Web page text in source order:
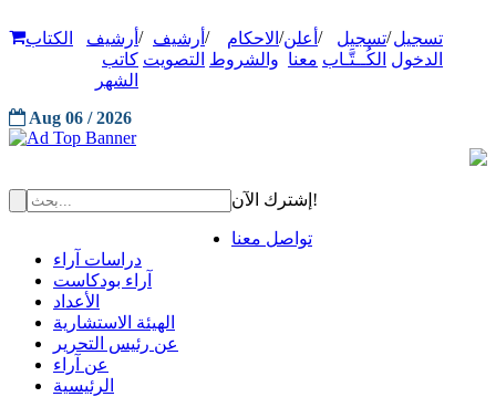
تسجيل
الدخول
/تسجيل
الكُــتَّـاب
/ أعلن
معنا
/ الاحكام
والشروط
/ أرشيف
التصويت
/ أرشيف
كاتب
الشهر
الكتاب
Aug 06 / 2026
إشترك الآن!
تواصل معنا
دراسات آراء
آراء بودكاست
الأعداد
الهيئة الاستشارية
عن رئيس التحرير
عن آراء
الرئيسية